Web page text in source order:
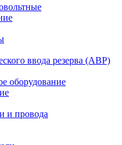
ввода резерва (АВР)
оборудование
и провода